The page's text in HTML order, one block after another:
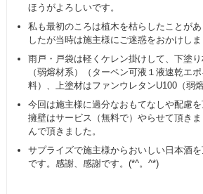
ほうがよろしいです。
私も最初のころは植木を枯らしたことが
したが当時は施主様にご迷惑をおかけしま
雨戸・戸袋は軽くケレン掛けして、下塗
（弱熔材系）（ターペン可液１液速乾エ
料）、上塗材はファンウレタンU100（弱
今回は施主様に過分なおもてなしや配慮
擁壁はサービス（無料で）やらせて頂き
んで頂きました。
サプライズで施主様からおいしい日本酒
です。感謝、感謝です。(*^。^*)